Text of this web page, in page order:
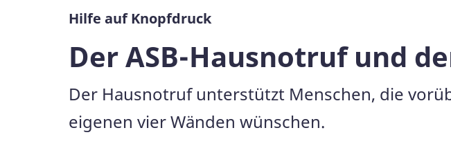
Hilfe auf Knopfdruck
Der ASB-Hausnotruf und
Der Hausnotruf unterstützt Menschen, die
eigenen vier Wänden wünschen.